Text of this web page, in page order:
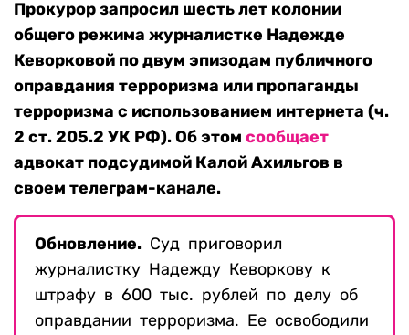
Прокурор запросил шесть лет колонии
общего режима журналистке Надежде
Кеворковой по двум эпизодам публичного
оправдания терроризма или пропаганды
терроризма с использованием интернета (ч.
2 ст. 205.2 УК РФ). Об этом сообщает
адвокат подсудимой Калой Ахильгов в
своем телеграм-канале.
Обновление. Суд приговорил
журналистку Надежду Кеворкову к
штрафу в 600 тыс. рублей по делу об
оправдании терроризма. Ее освободили